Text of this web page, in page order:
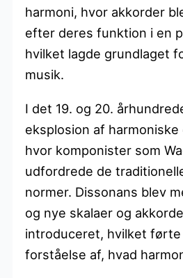
harmoni, hvor akkorder
efter deres funktion i en
hvilket lagde grundlaget
musik.
I det 19. og 20.
eksplosion af
hvor komponister som
udfordrede de
normer. Dissonans blev
og nye skalaer og
introduceret, hvilket
forståelse af, hvad